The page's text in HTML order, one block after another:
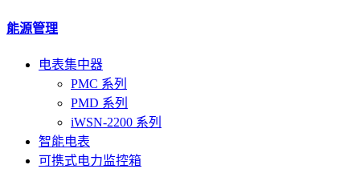
能源管理
电表集中器
PMC 系列
PMD 系列
iWSN-2200 系列
智能电表
可携式电力监控箱